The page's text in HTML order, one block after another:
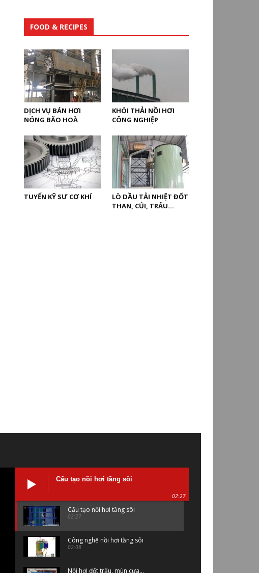
FOOD & RECIPES
DỊCH VỤ BÁN HƠI
NÓNG BÃO HOÀ
KHÓI THẢI NỒI HƠI
CÔNG NGHIỆP
TUYỂN KỸ SƯ CƠ KHÍ
LÒ DẦU TẢI NHIỆT ĐỐT
THAN, CỦI, TRẤU…
Cấu tạo nồi hơi tầng sôi
02:27
Cấu tạo nồi hơi tầng sôi
02:27
Công nghệ nồi hơi tầng sôi
02:08
Nồi hơi đốt trấu, mùn cưa...